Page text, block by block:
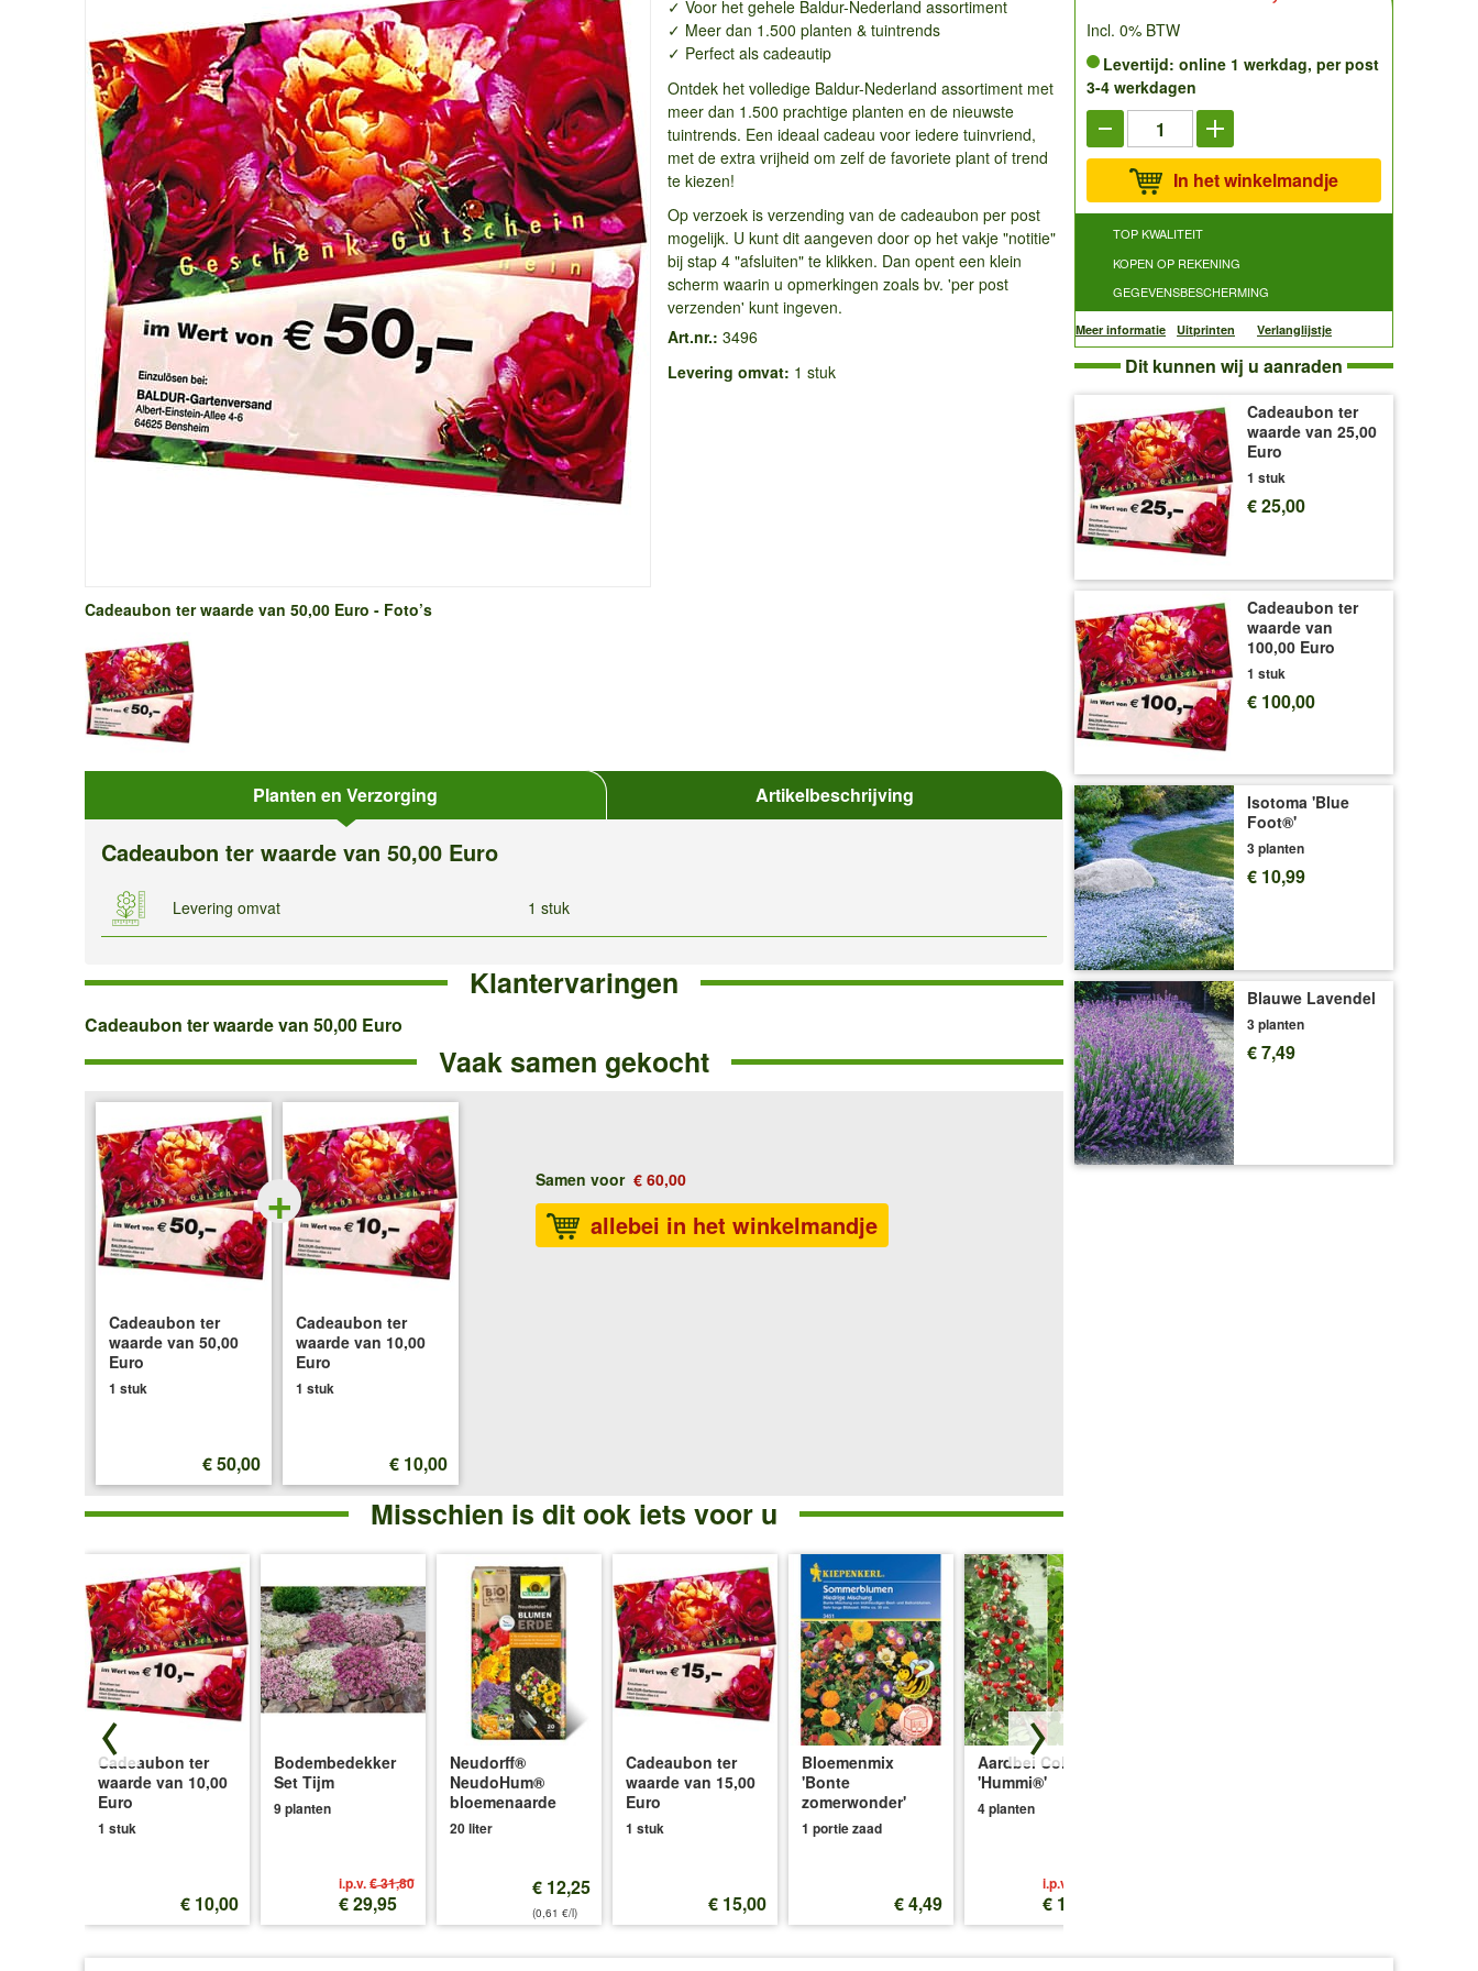
✓ Voor het gehele Baldur-Nederland assortiment
✓ Meer dan 1.500 planten & tuintrends
✓ Perfect als cadeautip
Ontdek het volledige Baldur-Nederland assortiment met
meer dan 1.500 prachtige planten en de nieuwste
tuintrends. Een ideaal cadeau voor iedere tuinvriend,
met de extra vrijheid om zelf de favoriete plant of trend
te kiezen!
Op verzoek is verzending van de cadeaubon per post
mogelijk. U kunt dit aangeven door op het vakje "notitie"
bij stap 4 "afsluiten" te klikken. Dan opent een klein
scherm waarin u opmerkingen zoals bv. 'per post
verzenden' kunt ingeven.
Art.nr.: 3496
Levering omvat: 1 stuk
Cadeaubon ter waarde van 50,00 Euro - Foto’s
Planten en Verzorging Artikelbeschrijving
Cadeaubon ter waarde van 50,00 Euro
Levering omvat 1 stuk
Klantervaringen
Cadeaubon
van
50,00
Euro
Cadeaubon ter waarde van 50,00 Euro
Vaak samen gekocht
Cadeaubon ter
waarde van 50,00
Euro
1 stuk
€ 50,00
+
Cadeaubon ter
waarde van 10,00
Euro
1 stuk
€ 10,00
Samen voor € 60,00
allebei in het winkelmandje
Misschien is dit ook iets voor u
Cadeaubon ter
waarde van 10,00
Euro
1 stuk
€ 10,00
Bodembedekker
Set Tijm
9 planten
i.p.v.€ 31,80
€ 29,95
Neudorff®
NeudoHum®
bloemenaarde
20 liter
€ 12,25
(0,61 €/l)
Cadeaubon ter
waarde van 15,00
Euro
1 stuk
€ 15,00
Bloemenmix
'Bonte
zomerwonder'
1 portie zaad
€ 4,49
Aardbei Collectie
'Hummi®'
4 planten
i.p.v.
€ 18,49
Incl. 0% BTW
Levertijd: online 1 werkdag, per post
3-4 werkdagen
In het winkelmandje
TOP KWALITEIT
KOPEN OP REKENING
GEGEVENSBESCHERMING
Meer informatie Uitprinten Verlanglijstje
Dit kunnen wij u aanraden
Cadeaubon ter
waarde van 25,00
Euro
1 stuk
€ 25,00
Cadeaubon ter
waarde van
100,00 Euro
1 stuk
€ 100,00
Isotoma 'Blue
Foot®'
3 planten
€ 10,99
Blauwe Lavendel
3 planten
€ 7,49